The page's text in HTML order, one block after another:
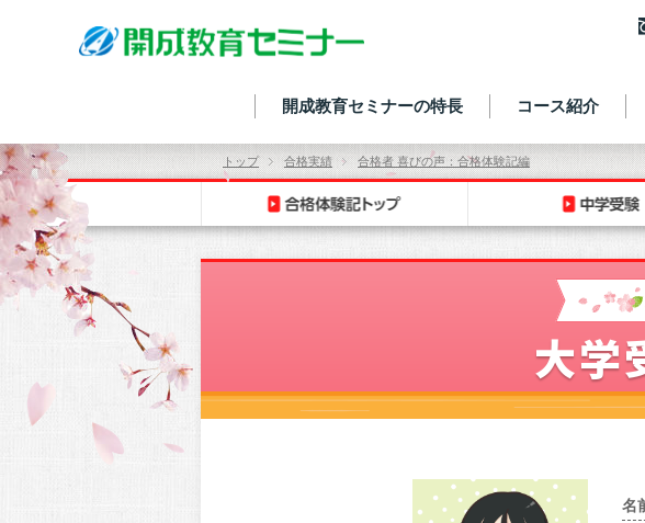
開成教育セミナーの特長 コース紹介
トップ 合格実績 合格者 喜びの声：合格体験記編
大学
名